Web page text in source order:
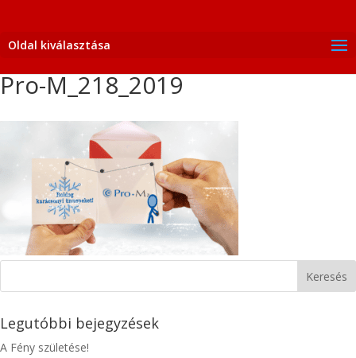
Oldal kiválasztása
Pro-M_218_2019
Legutóbbi bejegyzések
A Fény születése!